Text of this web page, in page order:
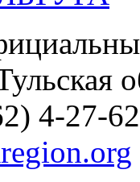
4-27-